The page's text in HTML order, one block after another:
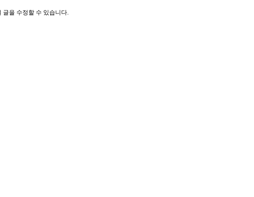
글을 수정할 수 있습니다.